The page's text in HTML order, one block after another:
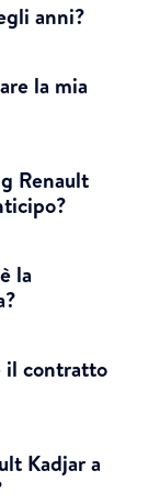
anni?
la mia
Renault
la
il contratto
Kadjar a